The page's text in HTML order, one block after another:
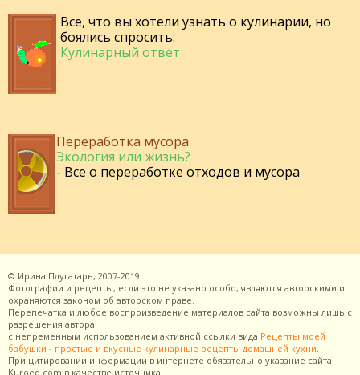
Все, что вы хотели узнать о кулинарии, но
боялись спросить:
Кулинарный ответ
Переработка мусора
Экология или жизнь?
- Все о переработке отходов и мусора
© Ирина Плугатарь, 2007-2019.
Фотографии и рецепты, если это не указано особо, являются авторскими и
охраняются законом об авторском праве.
Перепечатка и любое воспроизведение материалов сайта возможны лишь с
разрешения автора
с непременным использованием активной ссылки вида Рецепты моей
бабушки - простые и вкусные кулинарные рецепты домашней кухни.
При цитировании информации в интернете обязательно указание сайта
Kuroed.com в качестве источника.